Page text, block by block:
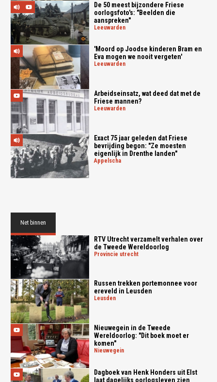
De 50 meest bijzondere Friese
oorlogsfoto's: "Beelden die
aanspreken"
leeuwarden
'Moord op Joodse kinderen Bram en
Eva mogen we nooit vergeten'
leeuwarden
Arbeidseinsatz, wat deed dat met de
Friese mannen?
leeuwarden
Exact 75 jaar geleden dat Friese
bevrijding begon: "Ze moesten
eigenlijk in Drenthe landen"
appelscha
Net binnen
RTV Utrecht verzamelt verhalen over
de Tweede Wereldoorlog
provincie utrecht
Russen trekken portemonnee voor
ereveld in Leusden
leusden
Nieuwegein in de Tweede
Wereldoorlog: "Dit boek moet er
komen"
nieuwegein
Dagboek van Henk Honders uit Elst
laat dagelijks oorlogsleven zien